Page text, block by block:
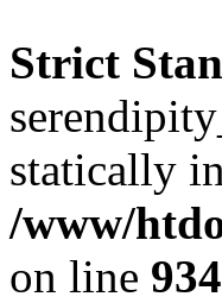
Strict
statically in
/www/
on line 934